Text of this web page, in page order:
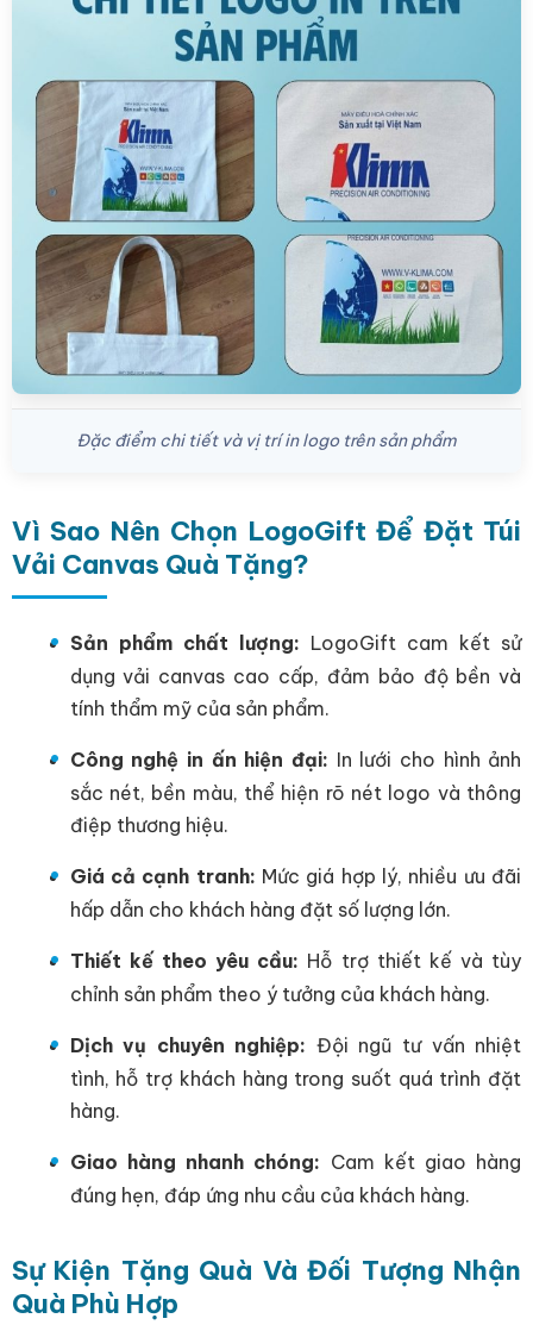
Đặc điểm chi tiết và vị trí in logo trên sản phẩm
Vì Sao Nên Chọn LogoGift Để Đặt Túi
Vải Canvas Quà Tặng?
Sản phẩm chất lượng: LogoGift cam kết sử
dụng vải canvas cao cấp, đảm bảo độ bền và
tính thẩm mỹ của sản phẩm.
Công nghệ in ấn hiện đại: In lưới cho hình ảnh
sắc nét, bền màu, thể hiện rõ nét logo và thông
điệp thương hiệu.
Giá cả cạnh tranh: Mức giá hợp lý, nhiều ưu đãi
hấp dẫn cho khách hàng đặt số lượng lớn.
Thiết kế theo yêu cầu: Hỗ trợ thiết kế và tùy
chỉnh sản phẩm theo ý tưởng của khách hàng.
Dịch vụ chuyên nghiệp: Đội ngũ tư vấn nhiệt
tình, hỗ trợ khách hàng trong suốt quá trình đặt
hàng.
Giao hàng nhanh chóng: Cam kết giao hàng
đúng hẹn, đáp ứng nhu cầu của khách hàng.
Sự Kiện Tặng Quà Và Đối Tượng Nhận
Quà Phù Hợp